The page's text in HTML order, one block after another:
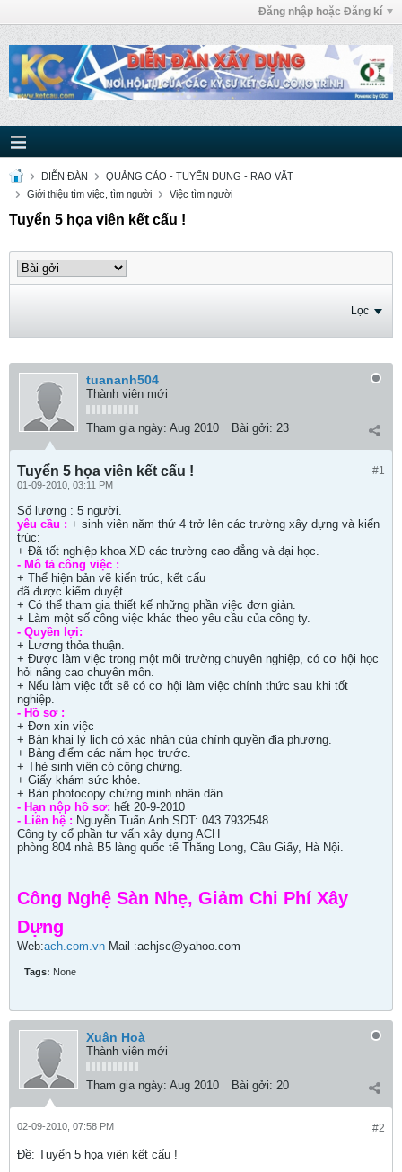
Đăng nhập hoặc Đăng kí
DIỄN ĐÀN
QUẢNG CÁO - TUYỂN DỤNG - RAO VẶT
Giới thiệu tìm việc, tìm người
Việc tìm người
Tuyển 5 họa viên kết cấu !
Lọc
tuananh504
Thành viên mới
Tham gia ngày: Aug 2010 Bài gởi: 23
#1
Tuyển 5 họa viên kết cấu !
01-09-2010, 03:11 PM
Số lượng : 5 người.
yêu cầu : + sinh viên năm thứ 4 trở lên các trường xây dựng và kiến
trúc:
+ Đã tốt nghiệp khoa XD các trường cao đẳng và đại học.
- Mô tả công việc :
+ Thể hiện bản vẽ kiến trúc, kết cấu
đã được kiểm duyệt.
+ Có thể tham gia thiết kế những phần việc đơn giản.
+ Làm một số công việc khác theo yêu cầu của công ty.
- Quyền lợi:
+ Lương thỏa thuận.
+ Được làm việc trong một môi trường chuyên nghiệp, có cơ hội học
hỏi nâng cao chuyên môn.
+ Nếu làm việc tốt sẽ có cơ hội làm việc chính thức sau khi tốt
nghiệp.
- Hồ sơ :
+ Đơn xin việc
+ Bản khai lý lịch có xác nhận của chính quyền địa phương.
+ Bảng điểm các năm học trước.
+ Thẻ sinh viên có công chứng.
+ Giấy khám sức khỏe.
+ Bản photocopy chứng minh nhân dân.
- Hạn nộp hồ sơ: hết 20-9-2010
- Liên hệ : Nguyễn Tuấn Anh SDT: 043.7932548
Công ty cổ phần tư vấn xây dựng ACH
phòng 804 nhà B5 làng quốc tế Thăng Long, Cầu Giấy, Hà Nội.
Công Nghệ Sàn Nhẹ, Giảm Chi Phí Xây
Dựng
Web:ach.com.vn Mail :achjsc@yahoo.com
Tags: None
Xuân Hoà
Thành viên mới
Tham gia ngày: Aug 2010 Bài gởi: 20
#2
02-09-2010, 07:58 PM
Ðề: Tuyển 5 họa viên kết cấu !